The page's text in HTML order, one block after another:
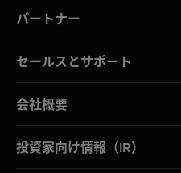
パートナー
セールスとサポート
会社概要
投資家向け情報（IR）